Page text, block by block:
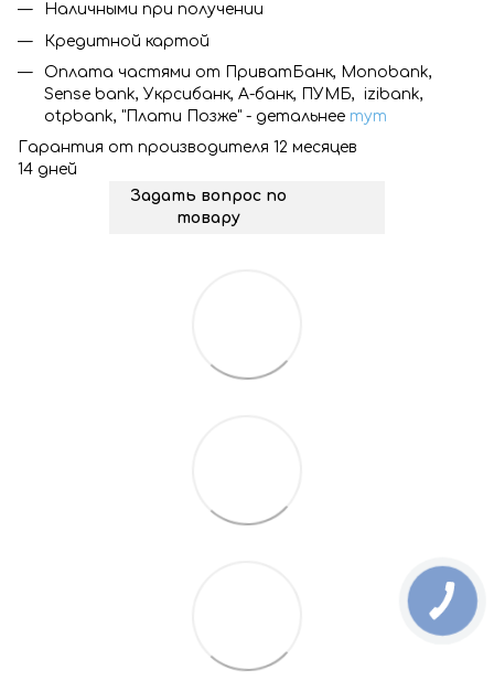
Наличными при получении
Кредитной картой
Оплата частями от ПриватБанк, Monobank,
Sense bank, Укрсибанк, А-банк, ПУМБ, izibank,
otpbank, "Плати Позже" - детальнее тут
Гарантия от производителя 12 месяцев
14 дней
Задать вопрос по
товару